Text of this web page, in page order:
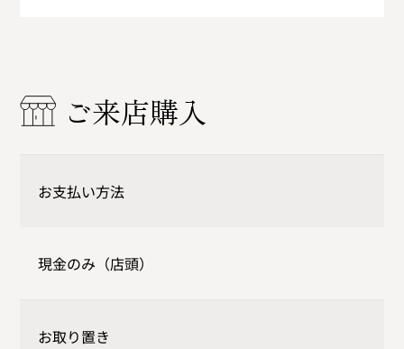
ご来店購入
お支払い方法
現金のみ（店頭）
お取り置き